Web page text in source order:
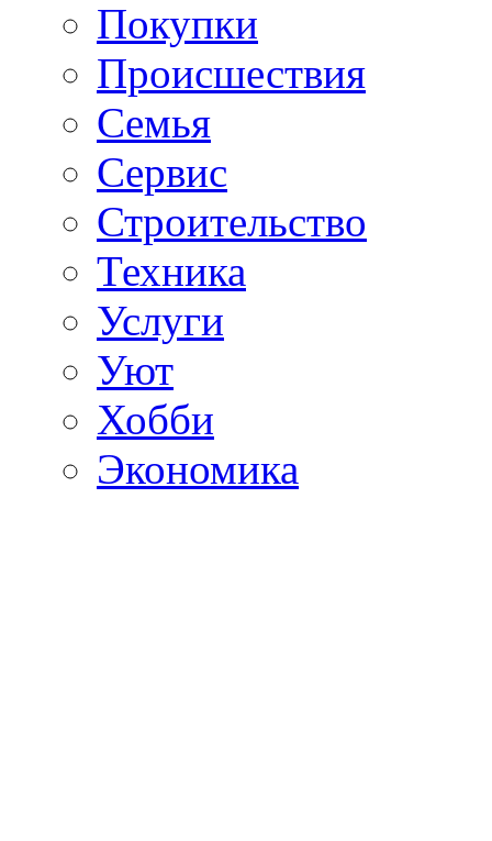
Покупки
Происшествия
Семья
Сервис
Строительство
Техника
Услуги
Уют
Хобби
Экономика